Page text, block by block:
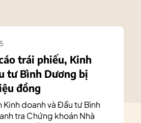
trái phiếu, Kinh
tư Bình Dương bị
đồng
doanh và Đầu tư Bình
tra Chứng khoán Nhà